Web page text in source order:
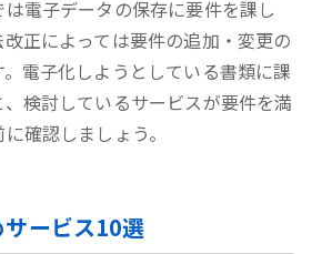
電子データの保存に要件を課し
正によっては要件の追加・変更の
電子化しようとしている書類に課
検討しているサービスが要件を満
確認しましょう。
サービス10選